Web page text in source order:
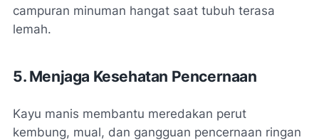
campuran minuman hangat saat tubuh terasa
lemah.
5. Menjaga Kesehatan Pencernaan
Kayu manis membantu meredakan perut
kembung, mual, dan gangguan pencernaan ringan